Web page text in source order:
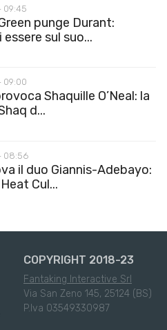
09:45
punge Durant:
essere sul suo...
09:00
Shaquille O’Neal: la
d...
08:56
il duo Giannis-Adebayo:
Cul...
COPYRIGHT 2018-23
Fantaking Interactive Srl
Via San Zeno 145, 25124 (BS)
P.Iva 03549330987